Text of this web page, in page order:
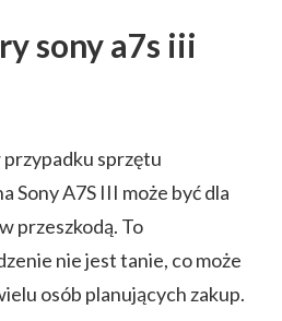
sony a7s iii
sprzętu
Sony A7S III może być dla
przeszkodą. To
nie jest tanie, co może
osób planujących zakup.